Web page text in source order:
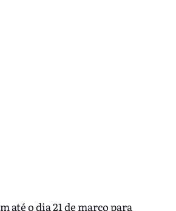
o dia 21 de março para